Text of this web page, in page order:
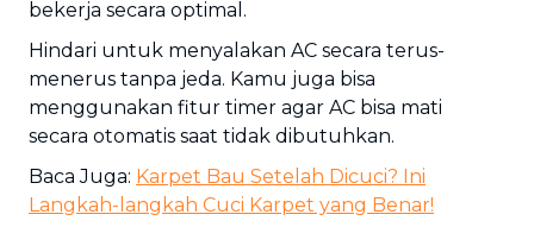
bekerja secara optimal.
Hindari untuk menyalakan AC secara terus-
menerus tanpa jeda. Kamu juga bisa
menggunakan fitur timer agar AC bisa mati
secara otomatis saat tidak dibutuhkan.
Baca Juga: Karpet Bau Setelah Dicuci? Ini
Langkah-langkah Cuci Karpet yang Benar!